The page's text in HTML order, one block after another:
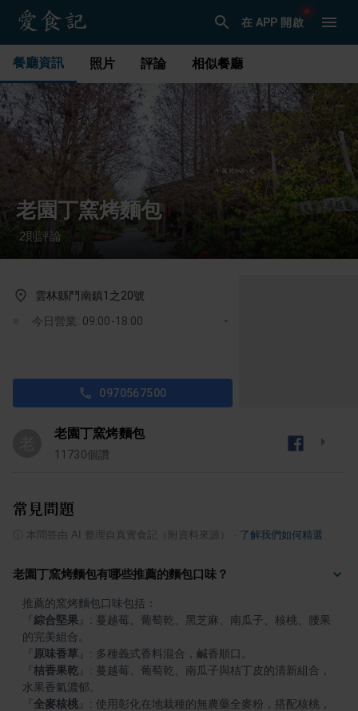
在 APP 開啟
餐廳資訊 照片 評論 相似餐廳
老園丁窯烤麵包
·2則評論
雲林縣鬥南鎮1之20號
今日營業: 09:00-18:00
0970567500
老園丁窯烤麵包
11730個讚
常見問題
本問答由 AI 整理自真實食記（附資料來源） 了解我們如何精選
老園丁窯烤麵包有哪些推薦的麵包口味？
綜合堅果
: 蔓越莓、葡萄乾、黑芝麻、南瓜子、核桃、腰果
原味香草
桔香果乾
: 蔓越莓、葡萄乾、南瓜子與桔丁皮的清新組合，
全麥核桃
: 使用彰化在地栽種的無農藥全麥粉，搭配核桃，